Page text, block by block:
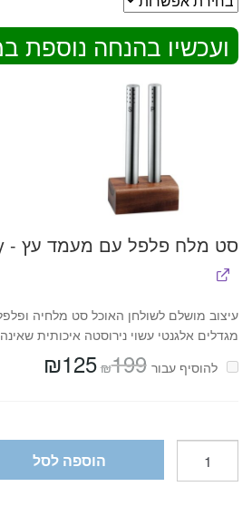
ועכשיו בהנחה נוספת
סט מלח פלפל עם מעמד עץ - WMF Germany
עיצוב מושלם לשולחן האוכל סט מלחיה
מגדלים אלגנטי עשוי נירוסטה איכותית
להוסיף⁦⁩ עבור
₪199 המחיר
המקורי₪125
הוספה לסל